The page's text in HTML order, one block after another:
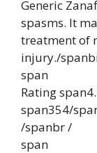
Generic
spasms. It
treatment of
injury./
span
Rating
span354/
/spanbr /
span